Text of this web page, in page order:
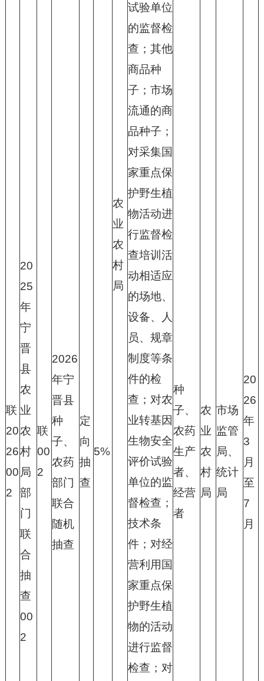
联
20
26
00
2
20
25
年
宁
晋
县
农
业
农
村
局
部
门
联
合
抽
查
00
2
联
00
2
2026
年宁
晋县
种
子、
农药
部门
联合
随机
抽查
定
向
抽
查
5%
农
业
农
村
局
试验单位
的监督检
查；其他
商品种
子；市场
流通的商
品种子；
对采集国
家重点保
护野生植
物活动进
行监督检
查培训活
动相适应
的场地、
设备、人
员、规章
制度等条
件的检
查；对农
业转基因
生物安全
评价试验
单位的监
督检查；
技术条
件；对经
营利用国
家重点保
护野生植
物的活动
进行监督
检查；对
种
子、
农药
生产
者、
经营
者
农
业
农
村
局
市场
监管
局、
统计
局
20
26
年
3
月
至
7
月